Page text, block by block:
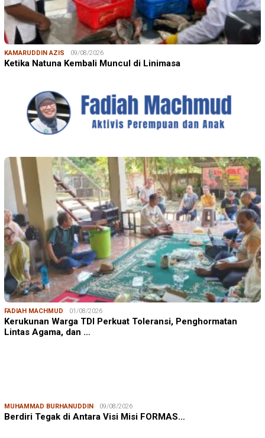
KAMARUDDIN AZIS 09/08/2026
Ketika Natuna Kembali Muncul di Linimasa
FADIAH MACHMUD 01/08/2026
Kerukunan Warga TDI Perkuat Toleransi, Penghormatan
Lintas Agama, dan …
MUHAMMAD BURHANUDDIN 09/08/2026
Berdiri Tegak di Antara Visi Misi FORMAS…